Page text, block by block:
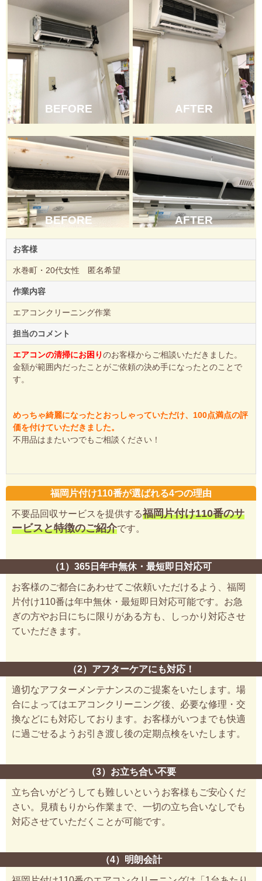
BEFORE AFTER
BEFORE AFTER
お客様
水巻町・20代女性 匿名希望
作業内容
エアコンクリーニング作業
担当のコメント
エアコンの清掃にお困りのお客様からご相談いただきました。
金額が範囲内だったことがご依頼の決め手になったとのことで
す。
めっちゃ綺麗になったとおっしゃっていただけ、100点満点の評
価を付けていただきました。
不用品はまたいつでもご相談ください！
福岡片付け110番が選ばれる4つの理由
不要品回収サービスを提供する福岡片付け110番のサ
ービスと特徴のご紹介です。
（1）365日年中無休・最短即日対応可
お客様のご都合にあわせてご依頼いただけるよう、福岡
片付け110番は年中無休・最短即日対応可能です。お急
ぎの方やお日にちに限りがある方も、しっかり対応させ
ていただきます。
（2）アフターケアにも対応！
適切なアフターメンテナンスのご提案をいたします。場
合によってはエアコンクリーニング後、必要な修理・交
換などにも対応しております。お客様がいつまでも快適
に過ごせるようお引き渡し後の定期点検をいたします。
（3）お立ち合い不要
立ち合いがどうしても難しいというお客様もご安心くだ
さい。見積もりから作業まで、一切の立ち合いなしでも
対応させていただくことが可能です。
（4）明朗会計